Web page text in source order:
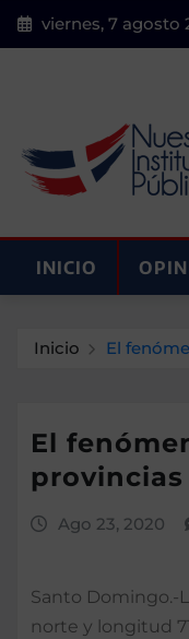
Saltar
al
viernes, 7 agosto
INICIO
Inicio El
El
Ago 23, 2020
Santo Domingo.-
norte y longitud